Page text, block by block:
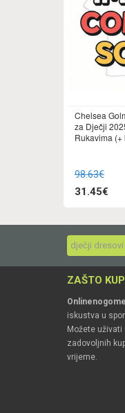
Chelsea
za Dječji
Rukavima (+
98.63€
31.45€
dječji
ZAŠTO
iskustva u
Možete
zadovoljnih
vrijeme.